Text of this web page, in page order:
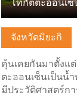
จังหวัดมิยะกิ
คุ้นเคยกันมาตั้งแ
ตะออนเซ็นเป็นน้
มีประวัติศาสตร์ก
โทกัตตะออนเซ็